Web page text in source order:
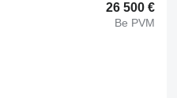
26 500 €
Be PVM